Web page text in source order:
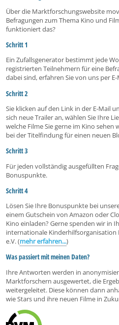
Über die Marktforschungswebsite
Befragungen zum Thema Kino und
funktioniert das?
Schritt 1
Ein Zufallsgenerator bestimmt jede
registrierten Teilnehmern für eine
dabei sind, erfahren Sie von uns per E-
Schritt 2
Sie klicken auf den Link in der E-Mail
sich neue Trailer an, wählen Sie Ihre
welche Filme Sie gerne im Kino
bei der Titelfindung für einen neuen
Schritt 3
Für jeden vollständig ausgefüllten
Bonuspunkte.
Schritt 4
Lösen Sie Ihre Bonuspunkte bei
einem Gutschein von Amazon oder
Kino einladen? Gerne spenden wir in
internationale
e.V. (mehr erfahren...)
Was passiert mit meinen Daten?
Ihre Antworten werden in
Marktforschern ausgewertet, die
weitergeleitet. Diese können dann
wie Stars und ihre neuen Filme in